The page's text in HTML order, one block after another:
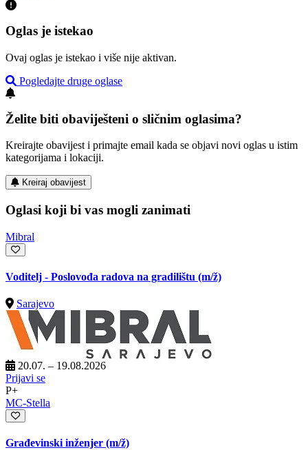
Oglas je istekao
Ovaj oglas je istekao i više nije aktivan.
Pogledajte druge oglase
Želite biti obaviješteni o sličnim oglasima?
Kreirajte obavijest i primajte email kada se objavi novi oglas u istim
kategorijama i lokaciji.
Kreiraj obavijest
Oglasi koji bi vas mogli zanimati
Mibral
Voditelj - Poslovođa radova na gradilištu (m/ž)
Sarajevo
20.07. – 19.08.2026
Prijavi se
P+
MC-Stella
Građevinski inženjer (m/ž)